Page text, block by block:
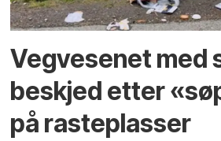
Vegvesenet med
beskjed etter
på rasteplasser